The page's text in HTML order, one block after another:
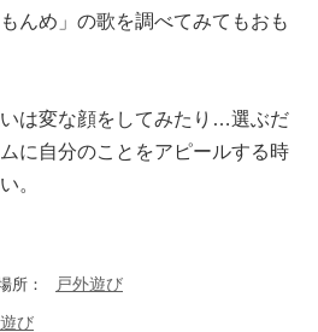
んめ」の歌を調べてみてもおも
いは変な顔をしてみたり…選ぶだ
に自分のことをアピールする時
ろい。
所： 戸外遊び
び